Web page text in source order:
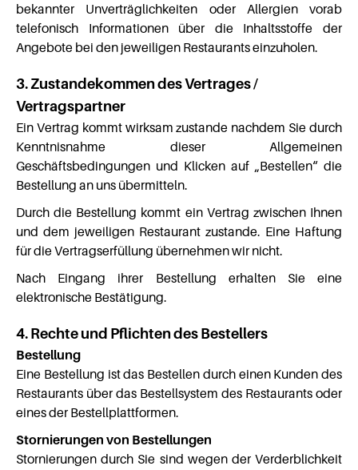
bekannter Unverträglichkeiten oder Allergien vorab
telefonisch Informationen über die Inhaltsstoffe der
Angebote bei den jeweiligen Restaurants einzuholen.
3. Zustandekommen des Vertrages /
Vertragspartner
Ein Vertrag kommt wirksam zustande nachdem Sie durch
Kenntnisnahme dieser Allgemeinen
Geschäftsbedingungen und Klicken auf „Bestellen“ die
Bestellung an uns übermitteln.
Durch die Bestellung kommt ein Vertrag zwischen Ihnen
und dem jeweiligen Restaurant zustande. Eine Haftung
für die Vertragserfüllung übernehmen wir nicht.
Nach Eingang ihrer Bestellung erhalten Sie eine
elektronische Bestätigung.
4. Rechte und Pflichten des Bestellers
Bestellung
Eine Bestellung ist das Bestellen durch einen Kunden des
Restaurants über das Bestellsystem des Restaurants oder
eines der Bestellplattformen.
Stornierungen von Bestellungen
Stornierungen durch Sie sind wegen der Verderblichkeit